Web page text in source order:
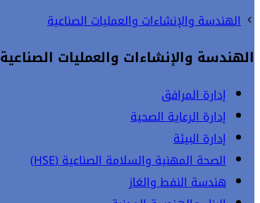
الهندسة والإنشاءات والعمليات الصناعية
الهندسة والإنشاءات والعمليات الصناعية
إدارة المرافق
إدارة الرعاية الصحية
إدارة البيئة
الصحة المهنية والسلامة الصناعية (HSE)
هندسة النفط والغاز